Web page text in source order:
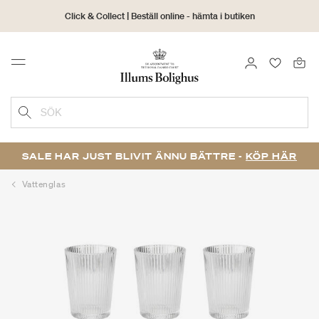
Click & Collect | Beställ online - hämta i butiken
30 dagars returrätt
Menu LOGGA IN
SÖK
SALE HAR JUST BLIVIT ÄNNU BÄTTRE - KÖP HÄR
Vattenglas